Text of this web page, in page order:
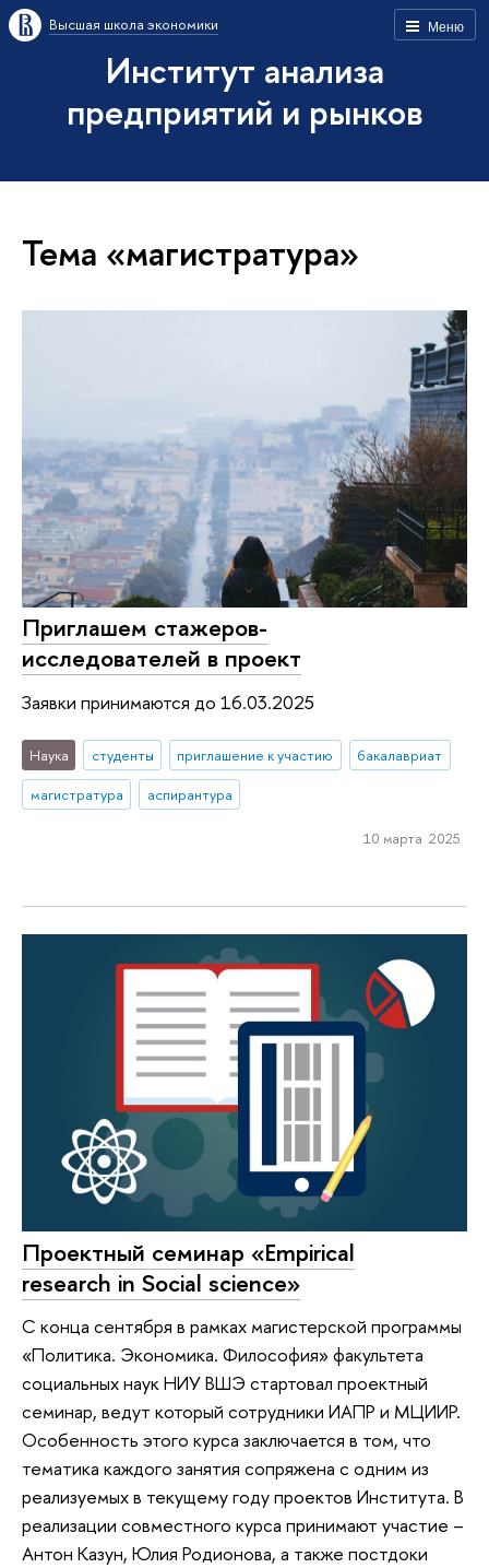
Меню
Высшая школа экономики
Институт анализа
предприятий и рынков
Тема «магистратура»
Приглашем стажеров-
исследователей в проект
Заявки принимаются до 16.03.2025
Наука студенты приглашение к участию
бакалавриат
магистратура
аспирантура
10 марта 2025
Проектный семинар «Empirical
research in Social science»
С конца сентября в рамках магистерской программы
«Политика. Экономика. Философия» факультета
социальных наук НИУ ВШЭ стартовал проектный
семинар, ведут который сотрудники ИАПР и МЦИИР.
Особенность этого курса заключается в том, что
тематика каждого занятия сопряжена с одним из
реализуемых в текущему году проектов Института. В
реализации совместного курса принимают участие –
Антон Казун, Юлия Родионова, а также постдоки